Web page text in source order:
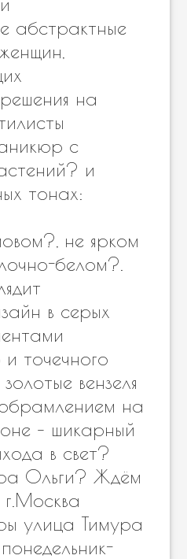
абстрактные
на
с
и
тонах:
не ярком
белом?.
в серых
и точечного
вензеля
на
– шикарный
в свет?
Ольги? Ждём
улица Тимура